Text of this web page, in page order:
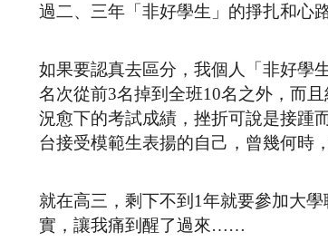
過二、三年「非好學生」的掙扎和心
如果要認真去區分，我個人「非好學
名次從前3名掉到全班10名之外，而
況愈下的考試成績，挫折可說是接踵
台接受模範生表揚的自己，曾幾何時
就在高三，剩下不到1年就要參加大
實，讓我痛到醒了過來……